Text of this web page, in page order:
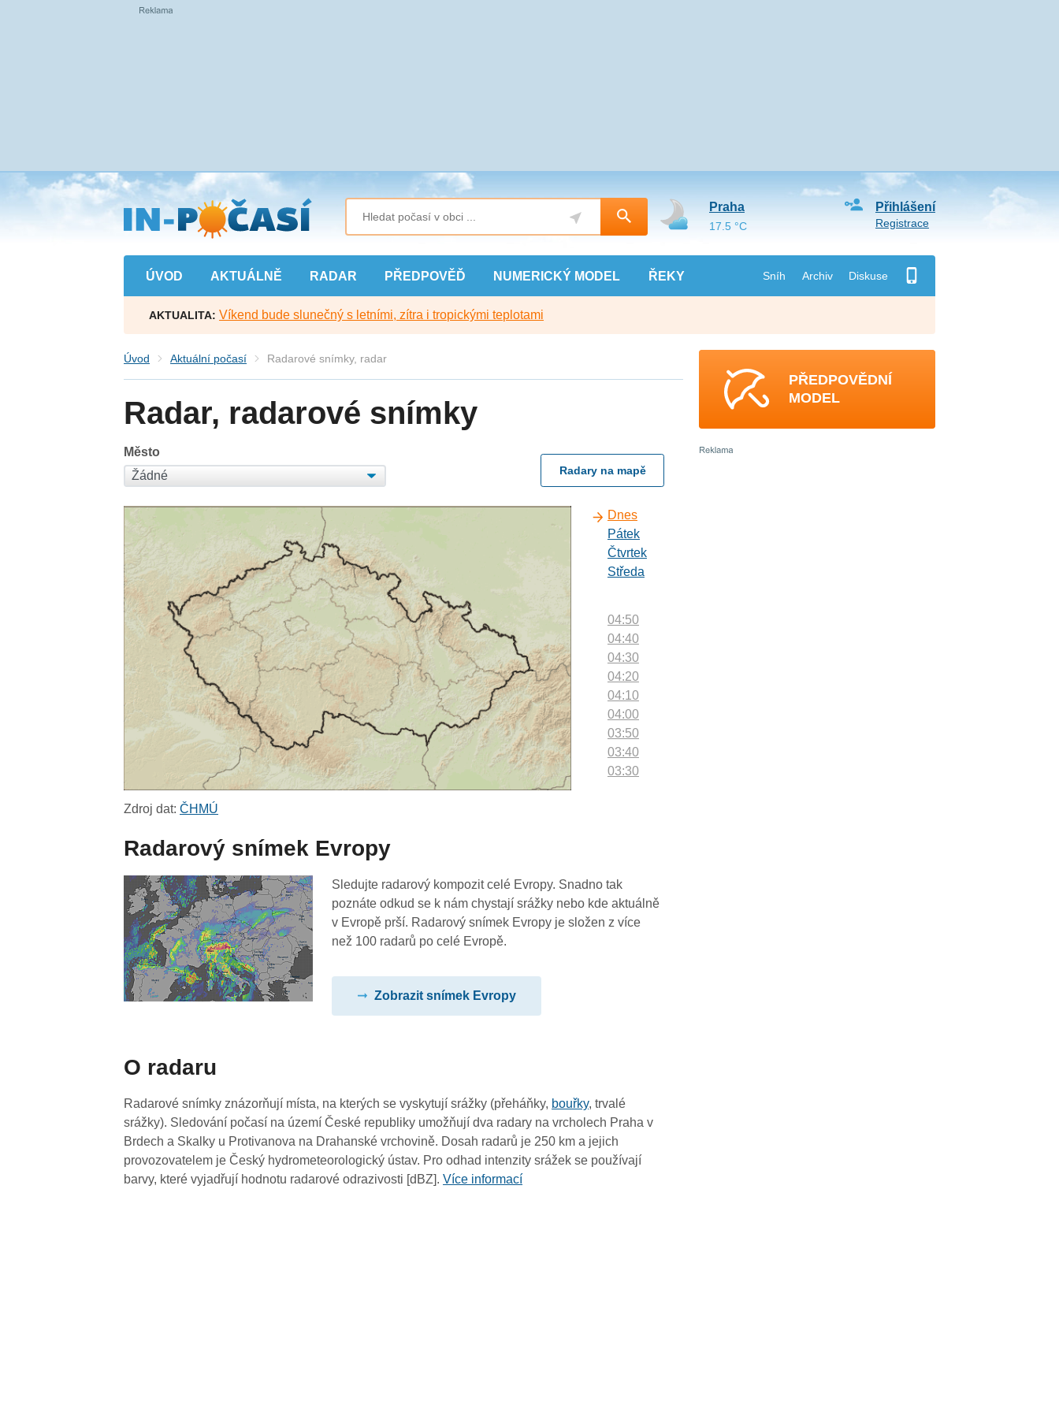
Přejít
na
hlavní
obsah
ÚVOD AKTUÁLNĚ RADAR PŘEDPOVĚĎ NUMERICKÝ MODEL ŘEKY Sníh Archiv Diskuse
Přihlášení
Registrace
Praha
17.5 °C
AKTUALITA: Víkend bude slunečný s letními, zítra i tropickými teplotami
Úvod Aktuální počasí Radarové snímky, radar
Radar, radarové snímky
Město
Radary na mapě
Dnes
Pátek
Čtvrtek
Středa
04:50
04:40
04:30
04:20
04:10
04:00
03:50
03:40
03:30
02:30
02:20
02:10
00:30
00:20
00:10
00:00
Zdroj dat:ČHMÚ
Radarový snímek Evropy
Sledujte radarový kompozit celé Evropy. Snadno tak
poznáte odkud se k nám chystají srážky nebo kde aktuálně
v Evropě prší. Radarový snímek Evropy je složen z více
než 100 radarů po celé Evropě.
Zobrazit snímek Evropy
O radaru
Radarové snímky znázorňují místa, na kterých se vyskytují srážky (přeháňky, bouřky, trvalé
srážky). Sledování počasí na území České republiky umožňují dva radary na vrcholech Praha v
Brdech a Skalky u Protivanova na Drahanské vrchovině. Dosah radarů je 250 km a jejich
provozovatelem je Český hydrometeorologický ústav. Pro odhad intenzity srážek se používají
barvy, které vyjadřují hodnotu radarové odrazivosti [dBZ].Více informací
PŘEDPOVĚDNÍ
MODEL